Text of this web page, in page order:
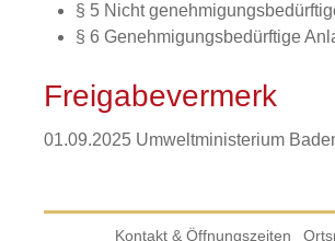
§ 5 Nicht
§ 6 Genehmigungsbedürftige
Freigabevermerk
01.09.2025 Umweltministerium
Kontakt & Öffnungszeiten